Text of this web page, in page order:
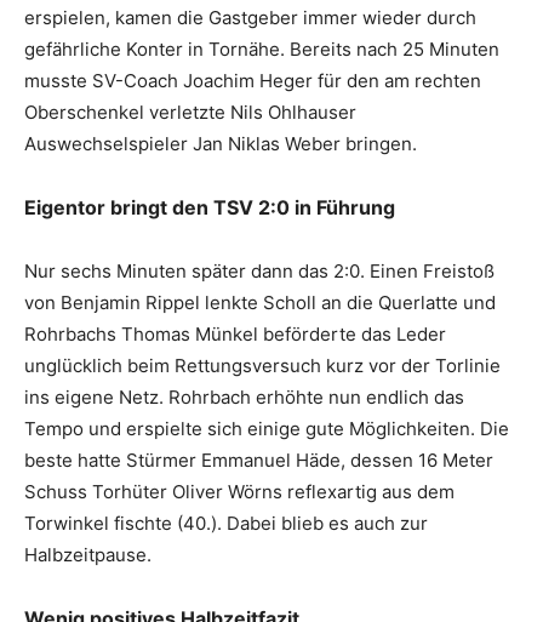
erspielen, kamen die Gastgeber immer wieder durch
gefährliche Konter in Tornähe. Bereits nach 25 Minuten
musste SV-Coach Joachim Heger für den am rechten
Oberschenkel verletzte Nils Ohlhauser
Auswechselspieler Jan Niklas Weber bringen.
Eigentor bringt den TSV 2:0 in Führung
Nur sechs Minuten später dann das 2:0. Einen Freistoß
von Benjamin Rippel lenkte Scholl an die Querlatte und
Rohrbachs Thomas Münkel beförderte das Leder
unglücklich beim Rettungsversuch kurz vor der Torlinie
ins eigene Netz. Rohrbach erhöhte nun endlich das
Tempo und erspielte sich einige gute Möglichkeiten. Die
beste hatte Stürmer Emmanuel Häde, dessen 16 Meter
Schuss Torhüter Oliver Wörns reflexartig aus dem
Torwinkel fischte (40.). Dabei blieb es auch zur
Halbzeitpause.